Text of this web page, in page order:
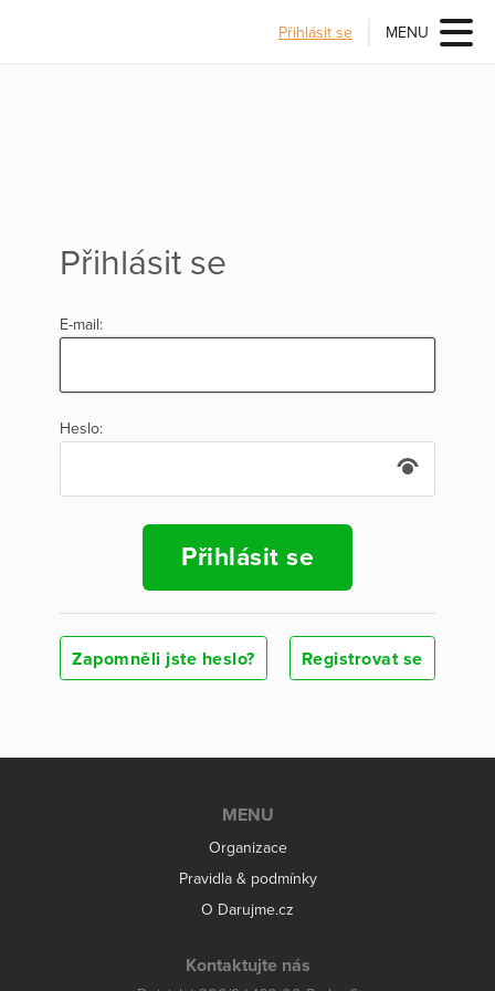
Přihlásit se MENU
Přihlásit se
E-mail:
Heslo:
Přihlásit se
Zapomněli jste heslo? Registrovat se
MENU
Organizace
Pravidla & podmínky
O Darujme.cz
Kontaktujte nás